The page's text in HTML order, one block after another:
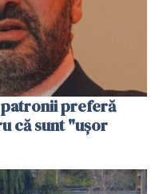
patronii preferă
că sunt "uşor